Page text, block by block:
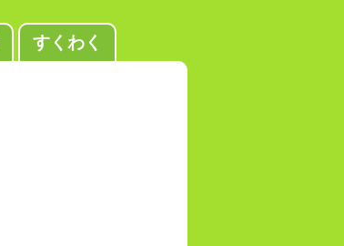
すくわく